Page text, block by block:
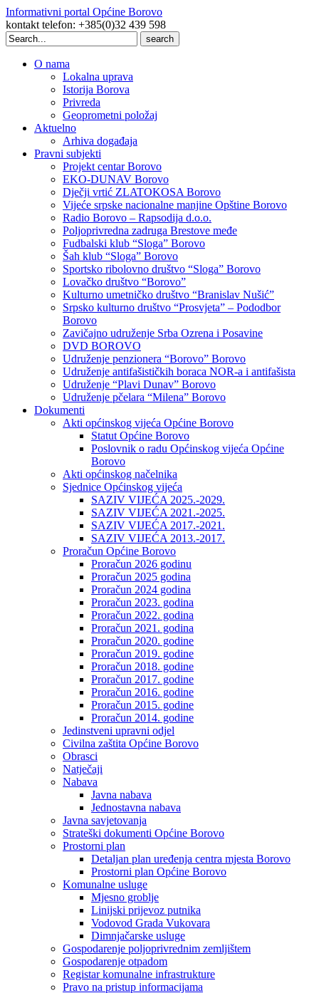
Informativni portal Općine Borovo
kontakt telefon: +385(0)32 439 598
Search
for:
O nama
Lokalna uprava
Istorija Borova
Privreda
Geoprometni položaj
Aktuelno
Arhiva događaja
Pravni subjekti
Projekt centar Borovo
EKO-DUNAV Borovo
Dječji vrtić ZLATOKOSA Borovo
Vijeće srpske nacionalne manjine Opštine Borovo
Radio Borovo – Rapsodija d.o.o.
Poljoprivredna zadruga Brestove međe
Fudbalski klub “Sloga” Borovo
Šah klub “Sloga” Borovo
Sportsko ribolovno društvo “Sloga” Borovo
Lovačko društvo “Borovo”
Kulturno umetničko društvo “Branislav Nušić”
Srpsko kulturno društvo “Prosvjeta” – Pododbor
Borovo
Zavičajno udruženje Srba Ozrena i Posavine
DVD BOROVO
Udruženje penzionera “Borovo” Borovo
Udruženje antifašističkih boraca NOR-a i antifašista
Udruženje “Plavi Dunav” Borovo
Udruženje pčelara “Milena” Borovo
Dokumenti
Akti općinskog vijeća Općine Borovo
Statut Općine Borovo
Poslovnik o radu Općinskog vijeća Općine
Borovo
Akti općinskog načelnika
Sjednice Općinskog vijeća
SAZIV VIJEĆA 2025.-2029.
SAZIV VIJEĆA 2021.-2025.
SAZIV VIJEĆA 2017.-2021.
SAZIV VIJEĆA 2013.-2017.
Proračun Općine Borovo
Proračun 2026 godinu
Proračun 2025 godina
Proračun 2024 godina
Proračun 2023. godina
Proračun 2022. godina
Proračun 2021. godina
Proračun 2020. godine
Proračun 2019. godine
Proračun 2018. godine
Proračun 2017. godine
Proračun 2016. godine
Proračun 2015. godine
Proračun 2014. godine
Jedinstveni upravni odjel
Civilna zaštita Općine Borovo
Obrasci
Natječaji
Nabava
Javna nabava
Jednostavna nabava
Javna savjetovanja
Strateški dokumenti Općine Borovo
Prostorni plan
Detaljan plan uređenja centra mjesta Borovo
Prostorni plan Općine Borovo
Komunalne usluge
Mjesno groblje
Linijski prijevoz putnika
Vodovod Grada Vukovara
Dimnjačarske usluge
Gospodarenje poljoprivrednim zemljištem
Gospodarenje otpadom
Registar komunalne infrastrukture
Pravo na pristup informacijama